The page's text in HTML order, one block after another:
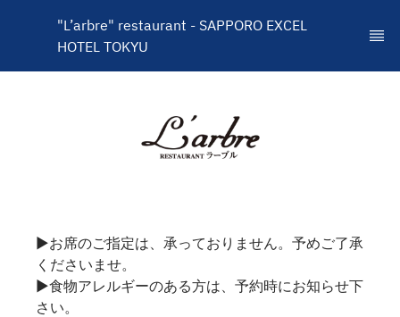
"L’arbre" restaurant - SAPPORO EXCEL
HOTEL TOKYU
▶お席のご指定は、承っておりません。予めご了承
くださいませ。
▶食物アレルギーのある方は、予約時にお知らせ下
さい。